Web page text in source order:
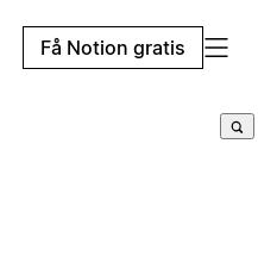
Få Notion gratis